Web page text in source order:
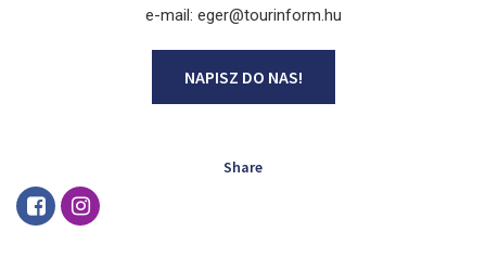
e-mail: eger@tourinform.hu
NAPISZ DO NAS!
Share